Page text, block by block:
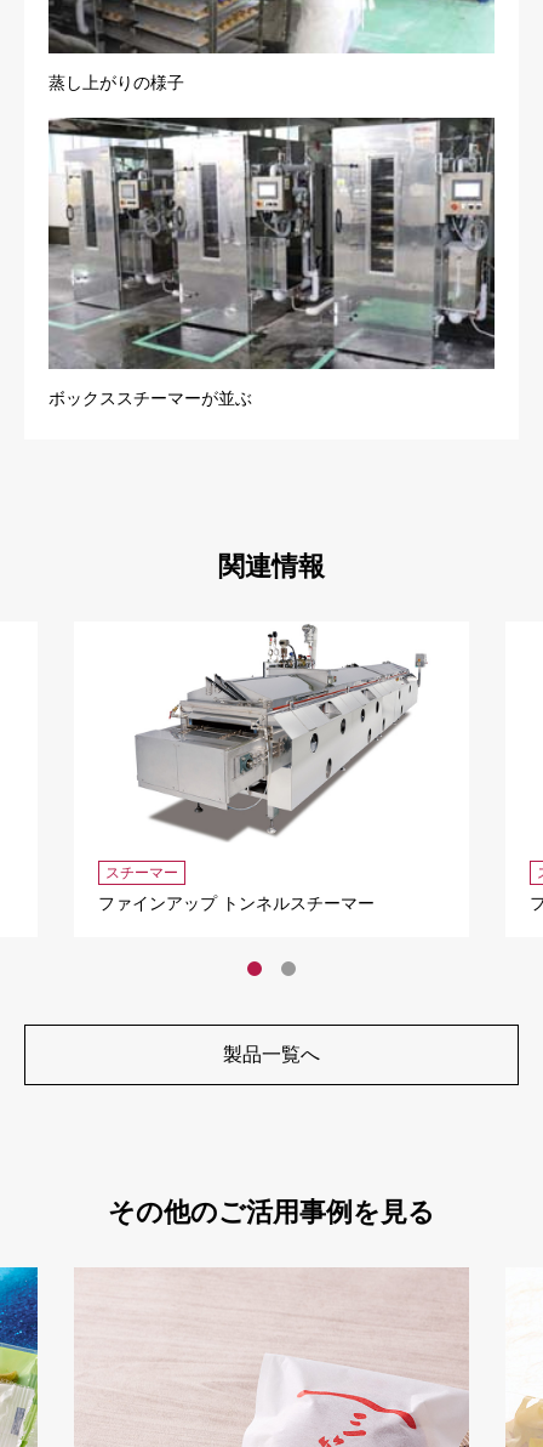
蒸し上がりの様子
ボックススチーマーが並ぶ
関連情報
スチーマー
ファインアップ トンネルスチーマー
製品一覧へ
その他のご活用事例を見る